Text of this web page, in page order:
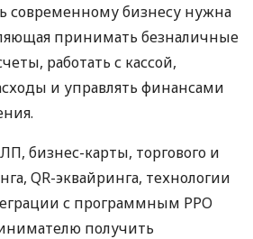
современному бизнесу нужна
принимать безналичные
работать с кассой,
и управлять финансами
бизнес-карты, торгового и
QR-эквайринга, технологии
с программным РРО
получить